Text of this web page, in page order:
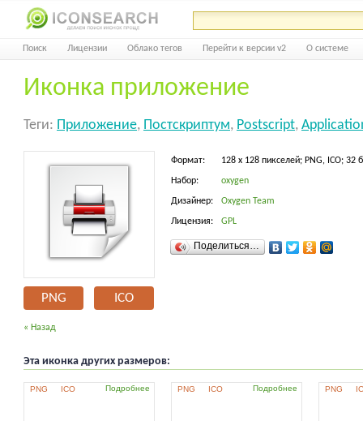
Поиск Лицензии Облако тегов Перейти к версии v2 О системе
Иконка приложение
Теги: Приложение, Постскриптум, Postscript,
PNG ICO
Формат: 128 x 128 пикселей; PNG, ICO; 32
Набор: oxygen
Дизайнер: Oxygen Team
Лицензия: GPL
Поделиться…
« Назад
Эта иконка других размеров:
PNG ICO Подробнее PNG ICO Подробнее PNG